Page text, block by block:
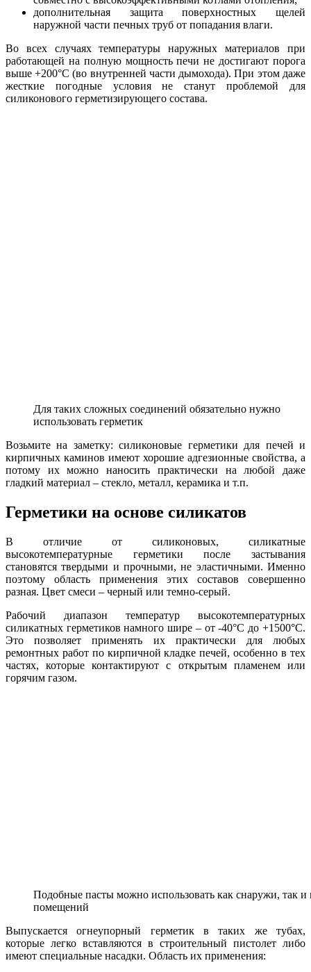
дополнительная защита поверхностных щелей
наружной части печных труб от попадания влаги.
Во всех случаях температуры наружных материалов при
работающей на полную мощность печи не достигают порога
выше +200°C (во внутренней части дымохода). При этом даже
жесткие погодные условия не станут проблемой для
силиконового герметизирующего состава.
Для таких сложных соединений обязательно нужно
использовать герметик
Возьмите на заметку: силиконовые герметики для печей и
кирпичных каминов имеют хорошие адгезионные свойства, а
потому их можно наносить практически на любой даже
гладкий материал – стекло, металл, керамика и т.п.
Герметики на основе силикатов
В отличие от силиконовых, силикатные
высокотемпературные герметики после застывания
становятся твердыми и прочными, не эластичными. Именно
поэтому область применения этих составов совершенно
разная. Цвет смеси – черный или темно-серый.
Рабочий диапазон температур высокотемпературных
силикатных герметиков намного шире – от -40°C до +1500°C.
Это позволяет применять их практически для любых
ремонтных работ по кирпичной кладке печей, особенно в тех
частях, которые контактируют с открытым пламенем или
горячим газом.
Подобные пасты можно использовать как снаружи, так и
помещений
Выпускается огнеупорный герметик в таких же тубах,
которые легко вставляются в строительный пистолет либо
имеют специальные насадки. Область их применения: